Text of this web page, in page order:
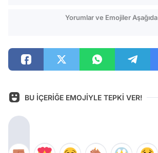
Yorumlar ve Emojiler Aşağıda
BU İÇERİĞE EMOJİYLE TEPKİ VER!